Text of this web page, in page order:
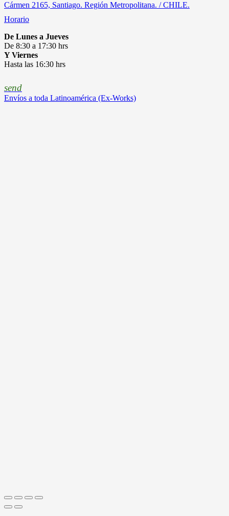
Cármen 2165, Santiago. Región Metropolitana. / CHILE.
Horario
De Lunes a Jueves
De 8:30 a 17:30 hrs
Y Viernes
Hasta las 16:30 hrs
send
Envíos a toda Latinoamérica (Ex-Works)